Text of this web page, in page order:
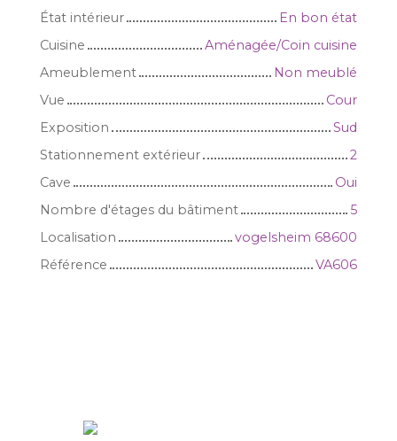
État intérieur
En bon état
Cuisine
Aménagée/Coin cuisine
Ameublement
Non meublé
Vue
Cour
Exposition
Sud
Stationnement extérieur
2
Cave
Oui
Nombre d'étages du bâtiment
5
Localisation
vogelsheim 68600
Référence
VA606